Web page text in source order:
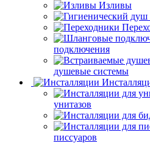
Изливы
подключения
душевые системы
унитазов